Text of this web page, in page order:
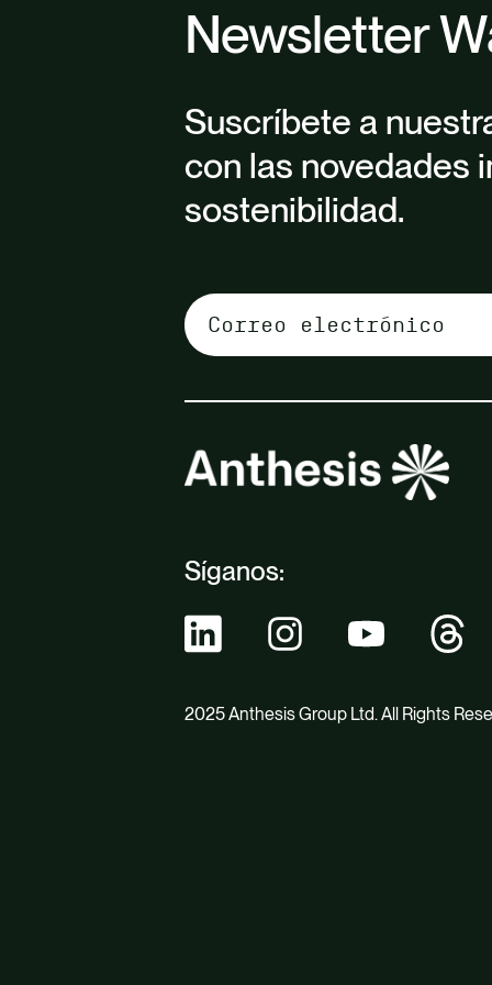
Newsletter
Suscríbete a
con las novedades
sostenibilidad.
Síganos:
2025 Anthesis Group Ltd. All Rights